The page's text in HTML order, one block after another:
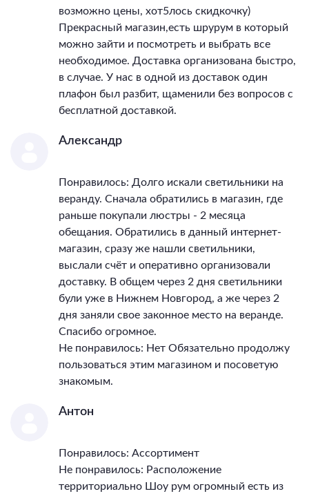
возможно цены, хот5лось скидкочку)
Прекрасный магазин,есть шрурум в который
можно зайти и посмотреть и выбрать все
необходимое. Доставка организована быстро,
в случае. У нас в одной из доставок один
плафон был разбит, щаменили без вопросов с
бесплатной доставкой.
Александр
Понравилось: Долго искали светильники на
веранду. Сначала обратились в магазин, где
раньше покупали люстры - 2 месяца
обещания. Обратились в данный интернет-
магазин, сразу же нашли светильники,
выслали счёт и оперативно организовали
доставку. В общем через 2 дня светильники
були уже в Нижнем Новгород, а же через 2
дня заняли свое законное место на веранде.
Спасибо огромное.
Не понравилось: Нет Обязательно продолжу
пользоваться этим магазином и посоветую
знакомым.
Антон
Понравилось: Ассортимент
Не понравилось: Расположение
территориально Шоу рум огромный есть из